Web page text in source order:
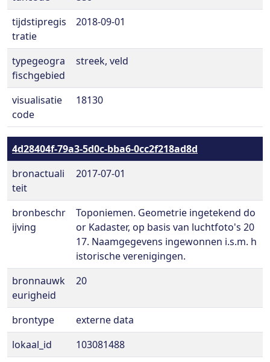
tijdstipregis
tratie
2018-09-01
typegeogra
fischgebied
streek, veld
visualisatie
code
18130
4d28404f-79a3-5d0c-bba6-0cc2f218ad8d
bronactuali
teit
2017-07-01
bronbeschr
ijving
Toponiemen. Geometrie ingetekend do
or Kadaster, op basis van luchtfoto's 20
17. Naamgegevens ingewonnen i.s.m. h
istorische verenigingen.
bronnauwk
eurigheid
20
brontype
externe data
lokaal_id
103081488